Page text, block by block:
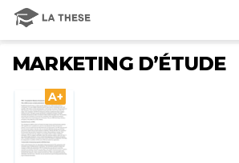
MARKETING D’ÉTUDE
A+